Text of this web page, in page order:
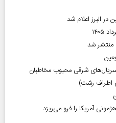
در البرز اعلام شد
منتشر شد
شرقی محبوب مخاطبان
اطراف رشت)
آمریکا را فرو می‌ریزد